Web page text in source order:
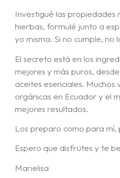
Investigué las propiedades
hierbas, formulé junto a
yo misma. Si no cumple, no
El secreto está en los
mejores y más puros,
aceites esenciales. Muchos
orgánicas en Ecuador y el
mejores resultados.
Los preparo como para mí,
Espero que disfrutes y te
Marielisa